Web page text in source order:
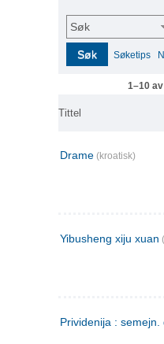
Søk
Søk Søketips
1–10
Tittel
Drame (kroatisk)
Yibusheng xiju xuan
Prividenija : semejn.